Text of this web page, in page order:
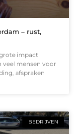
– rust,
impact
veel mensen voor
afspraken
BEDRIJVEN